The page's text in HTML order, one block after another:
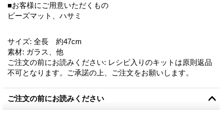
■お客様にご用意いただくもの
ビーズマット、ハサミ
サイズ: 全長 約47cm
素材: ガラス、他
ご注文の前にお読みください: レシピ入りのキットは原則返品
不可となります。ご承諾の上、ご注文をお願いします。
ご注文の前にお読みください